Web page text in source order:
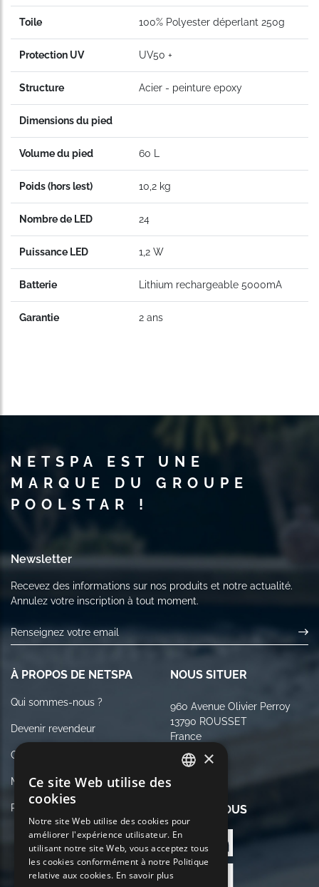
Toile 100% Polyester déperlant 250g
Protection UV UV50 +
Structure Acier - peinture epoxy
Dimensions du pied
Volume du pied 60 L
Poids (hors lest) 10,2 kg
Nombre de LED 24
Puissance LED 1,2 W
Batterie Lithium rechargeable 5000mA
Garantie 2 ans
NETSPA EST UNE
MARQUE DU GROUPE
POOLSTAR !
Newsletter
Recevez des informations sur nos produits et notre actualité.
Annulez votre inscription à tout moment.
À PROPOS DE NETSPA
Qui sommes-nous ?
Devenir revendeur
Contactez-nous
Mentions légales
Politique de Confidentialité
NOUS SITUER
960 Avenue Olivier Perroy
13790 ROUSSET
France
SUIVEZ NOUS
FRENCH
GERMAN
ITALIAN
×
Ce site Web utilise des
cookies
Notre site Web utilise des cookies pour
améliorer l'expérience utilisateur. En
utilisant notre site Web, vous acceptez tous
les cookies conformément à notre Politique
relative aux cookies. En savoir plus